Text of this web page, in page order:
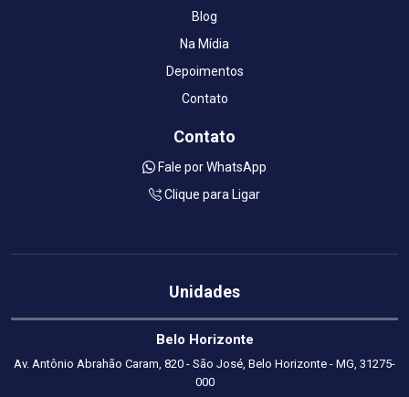
Blog
Na Mídia
Depoimentos
Contato
Contato
Fale por WhatsApp
Clique para Ligar
Unidades
Belo Horizonte
Av. Antônio Abrahão Caram, 820 - São José, Belo Horizonte - MG, 31275-
000